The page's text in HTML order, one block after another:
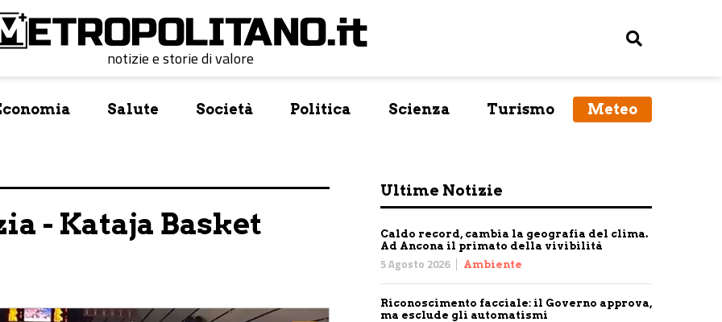
notizie e storie di valore
Salute Società Politica Scienza Turismo Meteo
- Kataja Basket
Ultime Notizie
Caldo record, cambia la geografia del clima.
Ad Ancona il primato della vivibilità
5 Agosto 2026 Ambiente
Riconoscimento facciale: il Governo approva,
ma esclude gli automatismi